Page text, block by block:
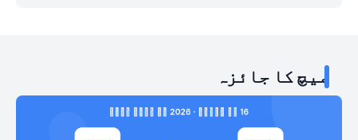
میچ کا جائزہ